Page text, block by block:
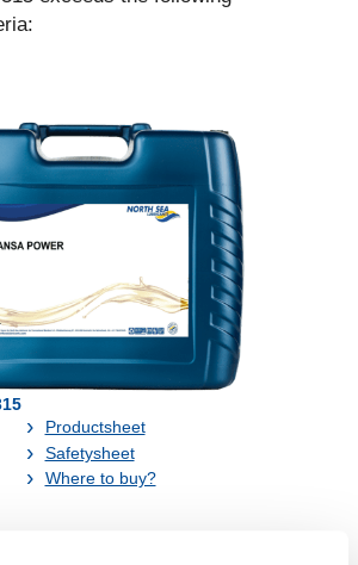
Productsheet
Safetysheet
Where to buy?